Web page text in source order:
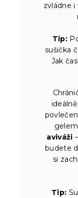
zvládne
Tip:
sušička
Jak
aviváži
budete
si
Tip: